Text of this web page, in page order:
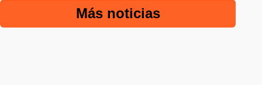
Más noticias